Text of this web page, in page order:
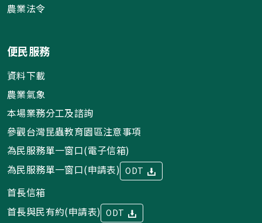
農業法令
便民服務
資料下載
農業氣象
本場業務分工及諮詢
參觀台灣昆蟲教育園區注意事項
為民服務單一窗口(電子信箱)
為民服務單一窗口(申請表) ODT
首長信箱
首長與民有約(申請表) ODT